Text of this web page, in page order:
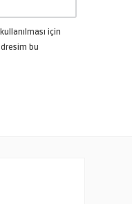
için
bu